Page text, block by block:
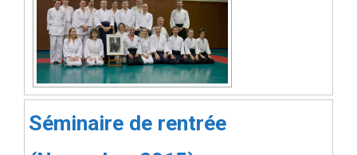
Séminaire de rentrée